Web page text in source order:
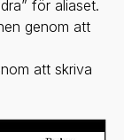
för aliaset.
genom att
att skriva